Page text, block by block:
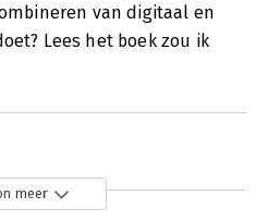
van digitaal en
Lees het boek zou ik
meer